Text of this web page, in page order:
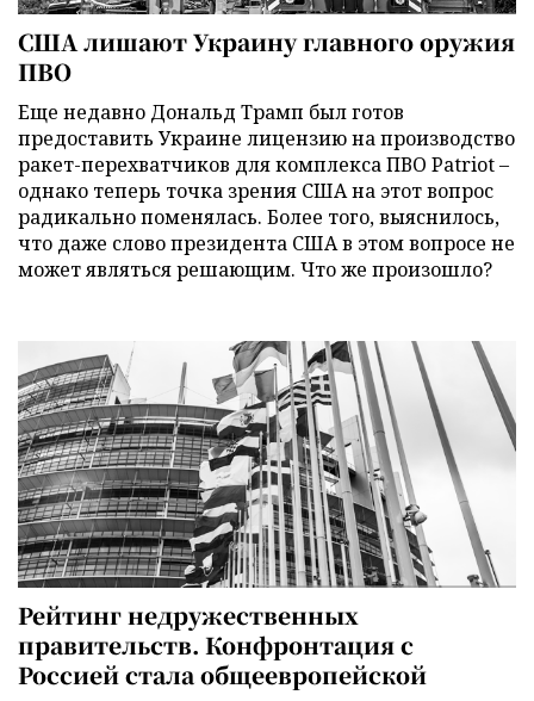
США лишают Украину главного оружия
ПВО
Еще недавно Дональд Трамп был готов
предоставить Украине лицензию на производство
ракет-перехватчиков для комплекса ПВО Patriot –
однако теперь точка зрения США на этот вопрос
радикально поменялась. Более того, выяснилось,
что даже слово президента США в этом вопросе не
может являться решающим. Что же произошло?
Рейтинг недружественных
правительств. Конфронтация с
Россией стала общеевропейской